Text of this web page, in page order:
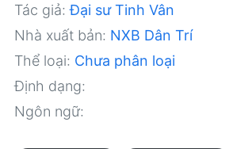
Tác giả: Đại sư Tinh Vân
Nhà xuất bản: NXB Dân Trí
Thể loại: Chưa phân loại
Định dạng:
Ngôn ngữ: